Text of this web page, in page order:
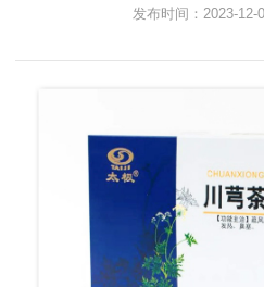
发布时间：2023-12-